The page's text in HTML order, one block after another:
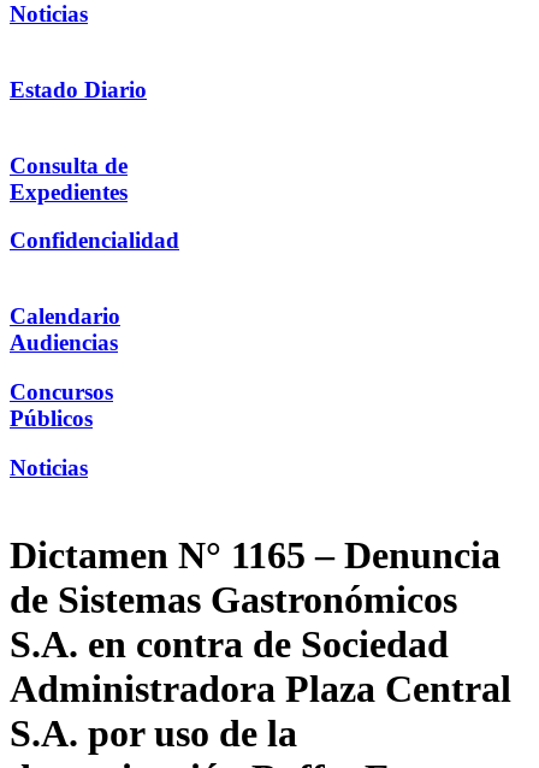
Noticias
Estado Diario
Consulta de
Expedientes
Confidencialidad
Calendario
Audiencias
Concursos
Públicos
Noticias
Dictamen N° 1165 – Denuncia
de Sistemas Gastronómicos
S.A. en contra de Sociedad
Administradora Plaza Central
S.A. por uso de la